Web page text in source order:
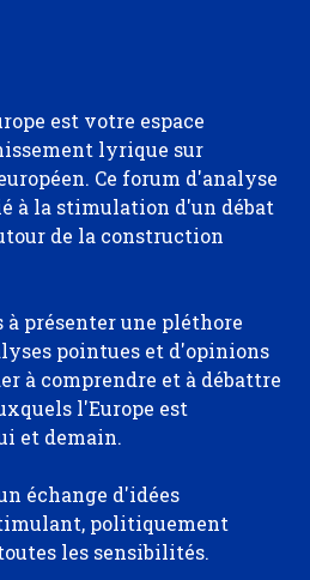
est votre espace
lyrique sur
Ce forum d'analyse
à la stimulation d'un débat
de la construction
à présenter une pléthore
pointues et d'opinions
à comprendre et à débattre
l'Europe est
et demain.
échange d'idées
politiquement
les sensibilités.